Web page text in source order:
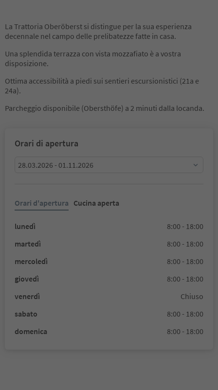
La Trattoria Oberöberst si distingue per la sua esperienza
decennale nel campo delle prelibatezze fatte in casa.
Una splendida terrazza con vista mozzafiato è a vostra
disposizione.
Ottima accessibilità a piedi sui sentieri escursionistici (21a e
24a).
Parcheggio disponibile (Obersthöfe) a 2 minuti dalla locanda.
Orari di apertura
28.03.2026 - 01.11.2026
Orari d'apertura Cucina aperta
lunedì
8:00 - 18:00
martedì
8:00 - 18:00
mercoledì
8:00 - 18:00
giovedì
8:00 - 18:00
venerdì
Chiuso
sabato
8:00 - 18:00
domenica
8:00 - 18:00